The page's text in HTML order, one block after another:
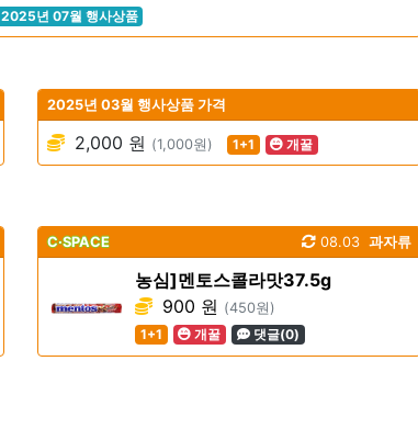
2025년 07월 행사상품
2025년 03월 행사상품 가격
2,000 원 (1,000원) 1+1 개꿀
C·SPACE 과자류
08.03
농심]멘토스콜라맛37.5g
900 원 (450원)
1+1
개꿀 댓글(0)